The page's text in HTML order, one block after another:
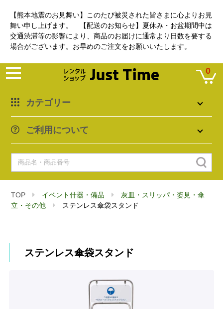
【熊本地震のお見舞い】このたび被災された皆さまに心よりお見
舞い申し上げます。 【配送のお知らせ】夏休み・お盆期間中は
交通渋滞等の影響により、商品のお届けに通常より日数を要する
場合がございます。お早めのご注文をお願いいたします。
カテゴリー
ご利用について
0
TOP イベント什器・備品
灰皿・スリッパ・姿見・傘
立・その他
ステンレス傘袋スタンド
ステンレス傘袋スタンド